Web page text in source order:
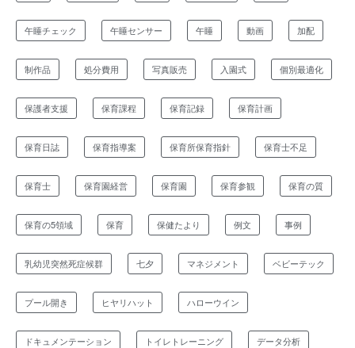
午睡チェック 午睡センサー 午睡 動画 加配
制作品 処分費用 写真販売 入園式 個別最適化
保護者支援 保育課程 保育記録 保育計画
保育日誌 保育指導案 保育所保育指針 保育士不足
保育士 保育園経営 保育園 保育参観 保育の質
保育の5領域 保育 保健たより 例文 事例
乳幼児突然死症候群 七夕 マネジメント ベビーテック
プール開き ヒヤリハット ハローウイン
ドキュメンテーション トイレトレーニング データ分析